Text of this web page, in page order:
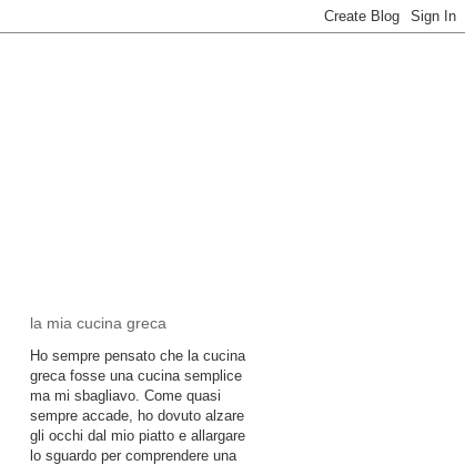
la mia cucina greca
Ho sempre pensato che la cucina
greca fosse una cucina semplice
ma mi sbagliavo. Come quasi
sempre accade, ho dovuto alzare
gli occhi dal mio piatto e allargare
lo sguardo per comprendere una